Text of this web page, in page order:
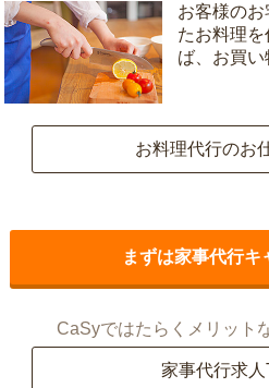
お客様の
たお料理
ば、お買い
お料理代行のお
まずは家事代行キ
CaSyではたらくメリット
家事代行求人